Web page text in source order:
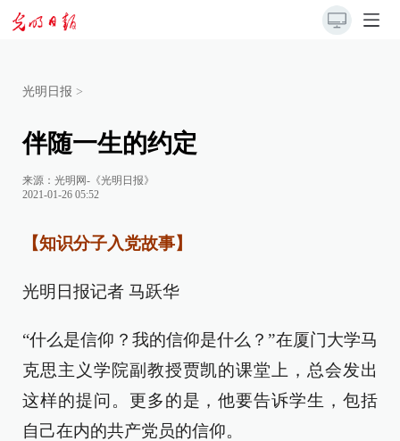
光明日报 >
伴随一生的约定
来源： 光明网-《光明日报》
2021-01-26 05:52
【知识分子入党故事】
光明日报记者 马跃华
“什么是信仰？我的信仰是什么？”在厦门大学马
克思主义学院副教授贾凯的课堂上，总会发出
这样的提问。更多的是，他要告诉学生，包括
自己在内的共产党员的信仰。